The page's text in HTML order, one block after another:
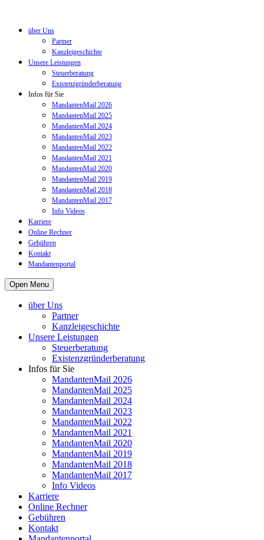
über Uns
Partner
Kanzleigeschichte
Unsere Leistungen
Steuerberatung
Existenzgründerberatung
Infos für Sie
MandantenMail 2026
MandantenMail 2025
MandantenMail 2024
MandantenMail 2023
MandantenMail 2022
MandantenMail 2021
MandantenMail 2020
MandantenMail 2019
MandantenMail 2018
MandantenMail 2017
Info Videos
Karriere
Online Rechner
Gebühren
Kontakt
Mandantenportal
Open Menu
über Uns
Partner
Kanzleigeschichte
Unsere Leistungen
Steuerberatung
Existenzgründerberatung
Infos für Sie
MandantenMail 2026
MandantenMail 2025
MandantenMail 2024
MandantenMail 2023
MandantenMail 2022
MandantenMail 2021
MandantenMail 2020
MandantenMail 2019
MandantenMail 2018
MandantenMail 2017
Info Videos
Karriere
Online Rechner
Gebühren
Kontakt